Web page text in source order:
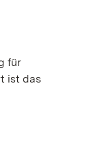
für
ist das